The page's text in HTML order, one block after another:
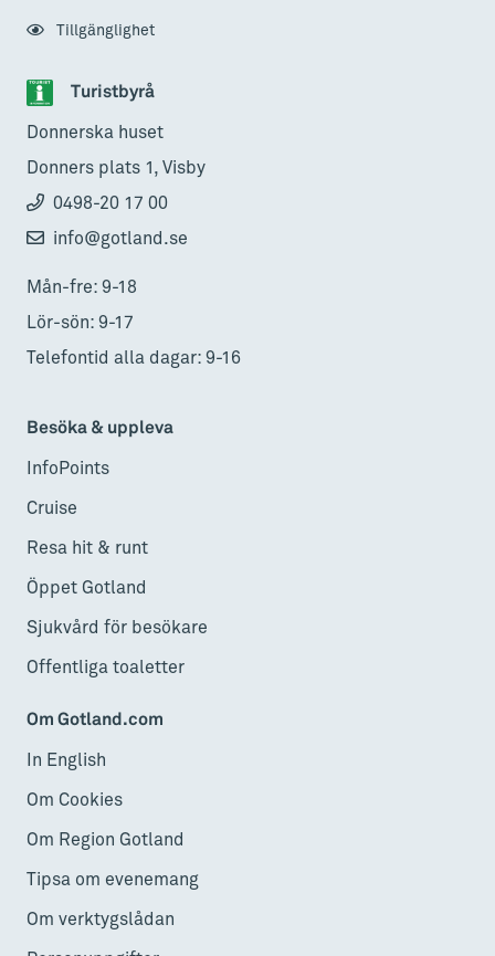
Turistbyrå
Donnerska huset
Donners plats 1, Visby
0498-20 17 00
info@gotland.se
Mån-fre: 9-18
Lör-sön: 9-17
Telefontid alla dagar: 9-16
Besöka & uppleva
InfoPoints
Cruise
Resa hit & runt
Öppet Gotland
Sjukvård för besökare
Offentliga toaletter
Om Gotland.com
In English
Om Cookies
Om Region Gotland
Tipsa om evenemang
Om verktygslådan
Tillgänglighet